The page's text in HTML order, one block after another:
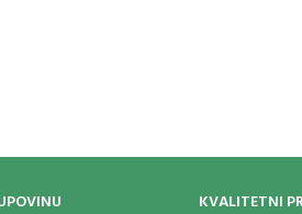
KVALITETNI